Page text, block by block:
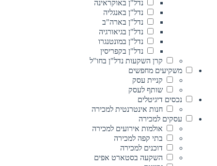
נדל"ן באוקראינה
נדל"ן באנגליה
נדל"ן בארה"ב
נדל"ן בגיאורגיה
נדל"ן במונטנגרו
נדל"ן בקפריסין
קרן השקעות נדל"ן בחו"ל
משקיעים מחפשים
קניית עסק
שותף לעסק
נכסים דיגיטלים
חנות אינטרנטית למכירה
עסקים למכירה
אולמות אירועים למכירה
בתי קפה למכירה
דוכנים למכירה
השקעה בסטארט אפים